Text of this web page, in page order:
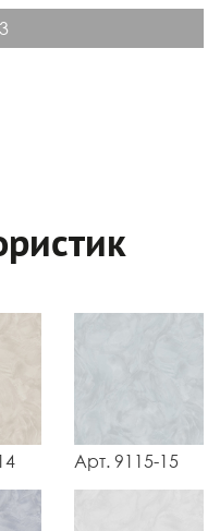
Арт. 9115-15